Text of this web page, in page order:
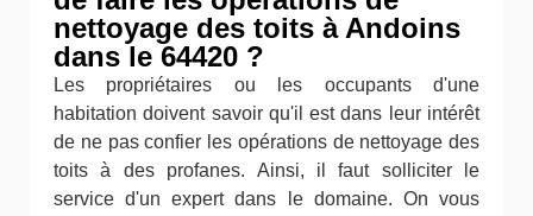
nettoyage des toits à Andoins
dans le 64420 ?
Les propriétaires ou les occupants d'une
habitation doivent savoir qu'il est dans leur intérêt
de ne pas confier les opérations de nettoyage des
toits à des profanes. Ainsi, il faut solliciter le
service d'un expert dans le domaine. On vous